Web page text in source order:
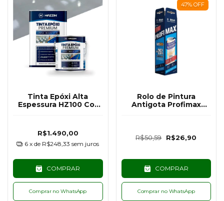
Tinta Epóxi Alta
Espessura HZ100 Cor
R$1.490,00
6 x de R$248,33 sem juros
COMPRAR
Comprar no WhatsApp
47% OFF
Rolo de Pintura
Antigota Profimax
R$50,59 R$26,90
COMPRAR
Comprar no WhatsApp